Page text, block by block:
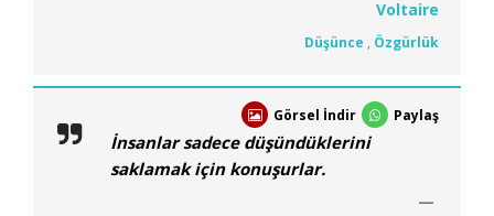
Voltaire
Düşünce , Özgürlük
Görsel İndir Paylaş
İnsanlar sadece düşündüklerini
saklamak için konuşurlar.